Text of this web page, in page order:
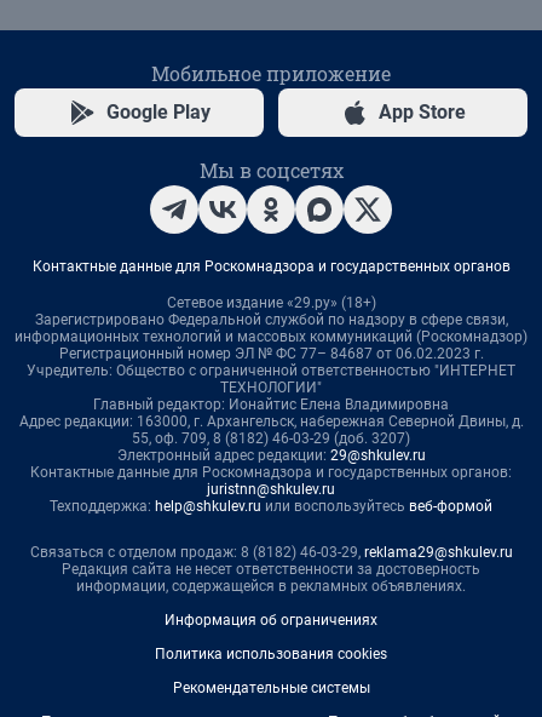
Мобильное приложение
Google Play App Store
Мы в соцсетях
Контактные данные для Роскомнадзора и государственных органов
Сетевое издание «29.ру» (18+)
Зарегистрировано Федеральной службой по надзору в сфере связи,
информационных технологий и массовых коммуникаций (Роскомнадзор)
Регистрационный номер ЭЛ № ФС 77– 84687 от 06.02.2023 г.
Учредитель: Общество с ограниченной ответственностью "ИНТЕРНЕТ
ТЕХНОЛОГИИ"
Главный редактор: Ионайтис Елена Владимировна
Адрес редакции: 163000, г. Архангельск, набережная Северной Двины, д.
55, оф. 709, 8 (8182) 46-03-29 (доб. 3207)
Электронный адрес редакции: 29@shkulev.ru
Контактные данные для Роскомнадзора и государственных органов:
juristnn@shkulev.ru
Техподдержка: help@shkulev.ru или воспользуйтесь веб-формой
Связаться с отделом продаж: 8 (8182) 46-03-29, reklama29@shkulev.ru
Редакция сайта не несет ответственности за достоверность
информации, содержащейся в рекламных объявлениях.
Информация об ограничениях
Политика использования cookies
Рекомендательные системы